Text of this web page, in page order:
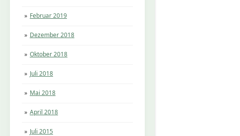
Februar 2019
Dezember 2018
Oktober 2018
Juli 2018
Mai 2018
April 2018
Juli 2015